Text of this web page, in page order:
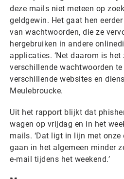
deze mails niet meteen op
geldgewin. Het gaat hen
van wachtwoorden, die ze
hergebruiken in andere
applicaties. ‘Net daarom is
verschillende wachtwoorden
verschillende websites en
Meulebroucke.
Uit het rapport blijkt dat
wagen op vrijdag en in het
mails. ‘Dat ligt in lijn met
gaan in het algemeen minder
e-mail tijdens het weekend.’